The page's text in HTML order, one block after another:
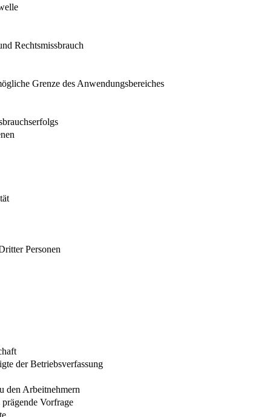
Rechtsmissbrauch
Grenze des Anwendungsbereiches
Personen
der Betriebsverfassung
den Arbeitnehmern
Vorfrage